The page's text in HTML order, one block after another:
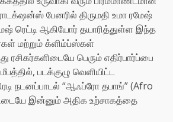
பேனரில் திருமதி உமா ரமேஷ்
ரெட்டி ஆகியோர் தயாரித்துள்ள இந்த
மற்றும் க்ளிம்ப்ஸ்கள்
ரசிகர்களிடையே பெரும் எதிர்பார்ப்பை
படக்குழு வெளியிட்ட
நடனப்பாடல் “ஆஃப்ரோ தபாங்” (Afro
இன்னும் அதிக உற்சாகத்தை